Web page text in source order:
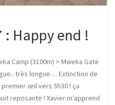
Happy end !
Camp (3100m) > Mweka Gate
très longue… Extinction de
œil vers 5h30 ! ça
reposante ! Xavier m’apprend